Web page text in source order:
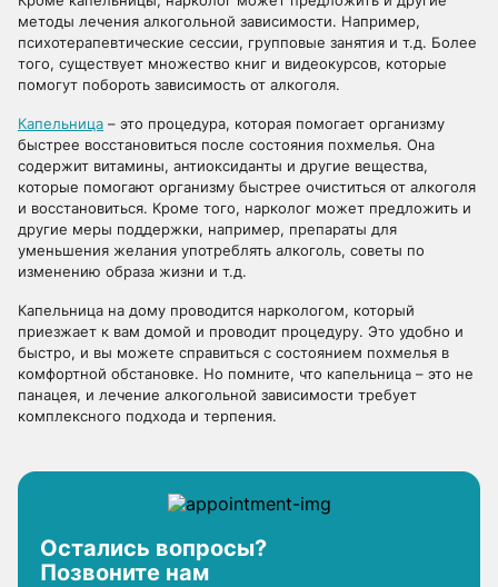
методы лечения алкогольной зависимости. Например,
психотерапевтические сессии, групповые занятия и т.д. Более
того, существует множество книг и видеокурсов, которые
помогут побороть зависимость от алкоголя.
Капельница – это процедура, которая помогает организму
быстрее восстановиться после состояния похмелья. Она
содержит витамины, антиоксиданты и другие вещества,
которые помогают организму быстрее очиститься от алкоголя
и восстановиться. Кроме того, нарколог может предложить и
другие меры поддержки, например, препараты для
уменьшения желания употреблять алкоголь, советы по
изменению образа жизни и т.д.
Капельница на дому проводится наркологом, который
приезжает к вам домой и проводит процедуру. Это удобно и
быстро, и вы можете справиться с состоянием похмелья в
комфортной обстановке. Но помните, что капельница – это не
панацея, и лечение алкогольной зависимости требует
комплексного подхода и терпения.
Остались вопросы?
Позвоните нам